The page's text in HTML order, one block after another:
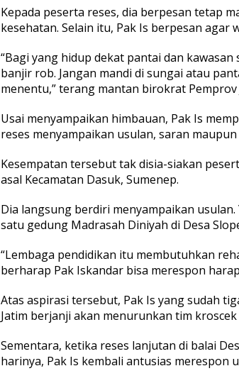
e
p
Kepada peserta reses, dia berpesan tetap
kesehatan. Selain itu, Pak Is berpesan agar
“Bagi yang hidup dekat pantai dan
banjir rob. Jangan mandi di sungai atau
menentu,” terang mantan birokrat Pemprov
Usai menyampaikan himbauan, Pak Is
reses menyampaikan usulan, saran
Kesempatan tersebut tak disia-siakan
asal Kecamatan Dasuk, Sumenep.
Dia langsung berdiri menyampaikan
satu gedung Madrasah Diniyah di Desa
“Lembaga pendidikan itu membutuhkan
berharap Pak Iskandar bisa merespon
Atas aspirasi tersebut, Pak Is yang sudah
Jatim berjanji akan menurunkan tim kroscek
Sementara, ketika reses lanjutan di balai
harinya, Pak Is kembali antusias merespon